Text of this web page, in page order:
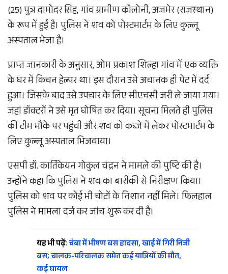
(25) पुत्र दामोदर सिंह, गांव ग्रामीण कॉलोनी, अजमेर (राजस्थान)
के रूप में हुई है। पुलिस ने शव को पोस्टमार्टम के लिए कुल्लू
अस्पताल भेजा है।
प्राप्त जानकारी के अनुसार, ओम प्रकाश शिल्हा गांव में एक व्यक्ति
के घर में किचन हेल्पर था। इस दौरान उसे अचानक ही पेट में दर्द
हुआ। जिसके बाद उसे उपचार के लिए सीएचसी जरी ले जाया गया।
जहां डॉक्टरों ने उसे मृत घोषित कर दिया। सूचना मिलते ही पुलिस
की टीम मौके पर पहुंची और शव को कब्जे में लेकर पोस्टमार्टम के
लिए कुल्लू अस्पताल भिजवाया।
एसपी डॉ. कार्तिकेयन गोकुल चंद्रन ने मामले की पुष्टि की है।
उन्होंने कहा कि पुलिस ने शव का बारीकी से निरीक्षण किया।
पुलिस को शव पर कोई भी चोटों के निशान नहीं मिले। फिलहाल
पुलिस ने मामला दर्ज कर जांच शुरू कर दी है।
यह भी पढ़ें:चंबा में भीषण बस हादसा, खाई में गिरी निजी
बस; चालक-परिचालक समेत कई यात्रियों की मौत,
कई घायल